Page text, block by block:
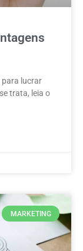
para lucrar
trata, leia o
MARKETING